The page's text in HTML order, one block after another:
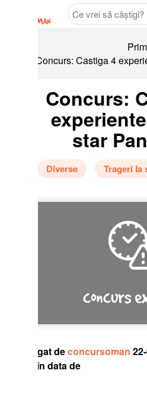
Prima pagină
Castiga 4 experiente - Fii
Concurs:
experiente -
star
Trageri la sorti
concursoman22-08-
data de